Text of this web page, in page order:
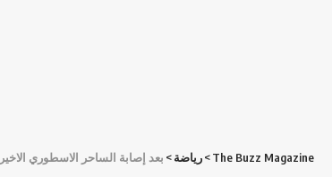
The Buzz Magazine
>رياضة> بعد إصابة الساحر الاسطوري